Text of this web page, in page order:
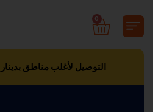
0
CART
التوصيل لأغلب مناطق